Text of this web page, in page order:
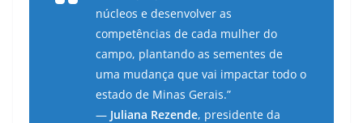
núcleos e desenvolver as
competências de cada mulher do
campo, plantando as sementes de
uma mudança que vai impactar todo o
estado de Minas Gerais.”
— Juliana Rezende, presidente da